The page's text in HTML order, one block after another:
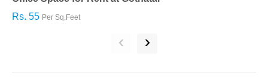
Rs. 55 Per Sq.Feet
‹ ›